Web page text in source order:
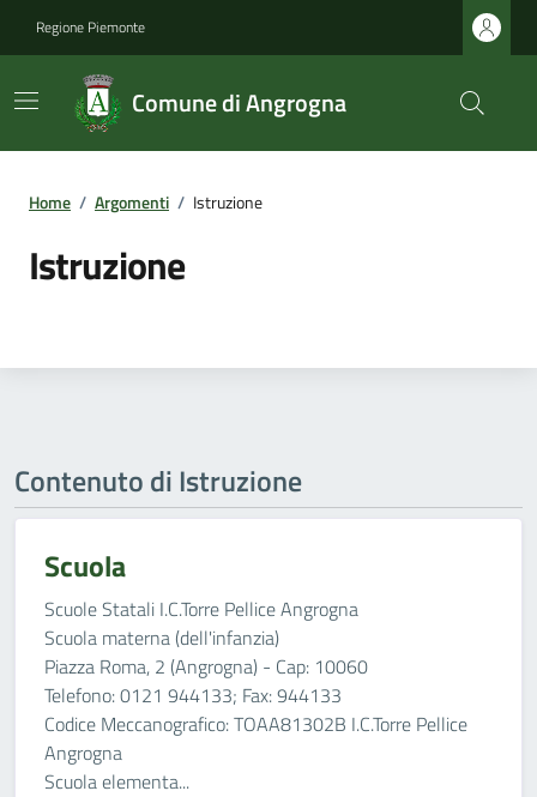
Regione Piemonte
Comune di Angrogna
Home / Argomenti / Istruzione
Istruzione
Contenuto di Istruzione
Scuola
Scuole Statali I.C.Torre Pellice Angrogna
Scuola materna (dell'infanzia)
Piazza Roma, 2 (Angrogna) - Cap: 10060
Telefono: 0121 944133; Fax: 944133
Codice Meccanografico: TOAA81302B I.C.Torre Pellice
Angrogna
Scuola elementa...